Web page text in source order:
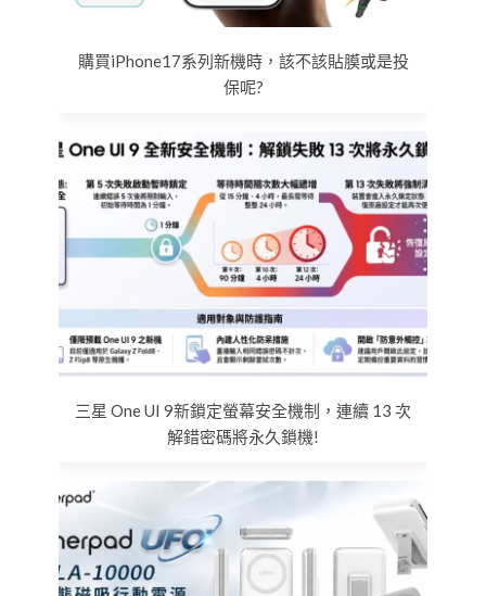
購買iPhone17系列新機時，該不該貼膜或是投
保呢?
三星 One UI 9新鎖定螢幕安全機制，連續 13 次
解錯密碼將永久鎖機!